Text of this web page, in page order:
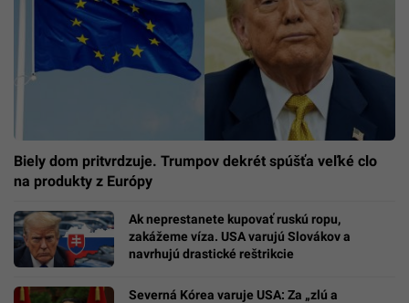
Biely dom pritvrdzuje. Trumpov dekrét spúšťa veľké clo
na produkty z Európy
Ak neprestanete kupovať ruskú ropu,
zakážeme víza. USA varujú Slovákov a
navrhujú drastické reštrikcie
Severná Kórea varuje USA: Za „zlú a